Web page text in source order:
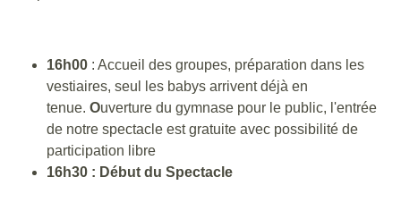
16h00 : Accueil des groupes, préparation dans les
vestiaires, seul les babys arrivent déjà en
tenue. Ouverture du gymnase pour le public, l'entrée
de notre spectacle est gratuite avec possibilité de
participation libre
16h30 : Début du Spectacle